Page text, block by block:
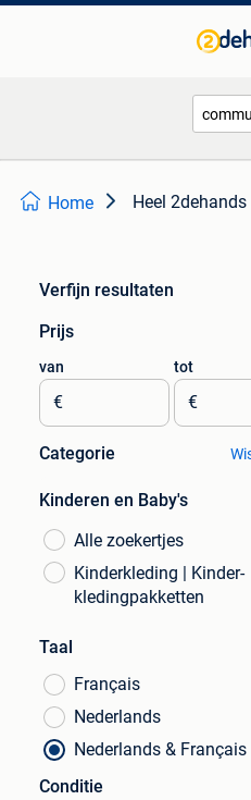
Home Heel 2dehands
Verfijn resultaten
Prijs
van
€
tot
€
Categorie
Kinderen en Baby's
Alle zoekertjes
Kinderkleding | Kinder-
kledingpakketten
Taal
Français
Nederlands
Nederlands & Français
Conditie